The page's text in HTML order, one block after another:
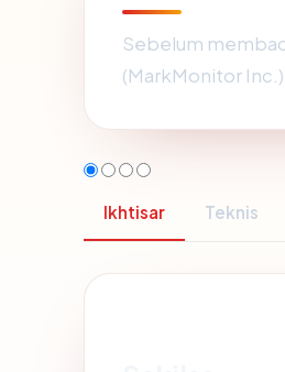
Sebelum
(MarkMonitor Inc.).
Ikhtisar Teknis